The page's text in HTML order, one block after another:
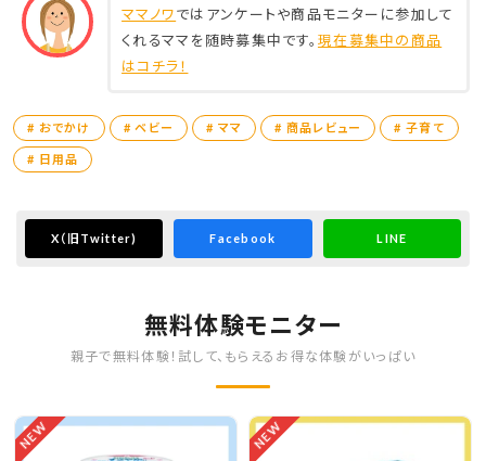
しかもフッワフワ☁️
通気性も抜群で、めっちゃ気持ちよさそう
これ必需品だからね
ママノワではアンケートや商品モニターに参加して
くれるママを随時募集中です。 現在募集中の商品
はコチラ！
# おでかけ # ベビー # ママ # 商品レビュー # 子育て
# 日用品
X （旧Twitter) Facebook LINE
無料体験モニター
親子で無料体験！試して、もらえるお得な体験がいっぱい
NEW NEW